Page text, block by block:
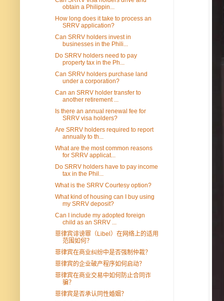
obtain a Philippin...
How long does it take to process an
SRRV application?
Can SRRV holders invest in
businesses in the Phili...
Do SRRV holders need to pay
property tax in the Ph...
Can SRRV holders purchase land
under a corporation?
Can an SRRV holder transfer to
another retirement ...
Is there an annual renewal fee for
SRRV visa holders?
Are SRRV holders required to report
annually to th...
What are the most common reasons
for SRRV applicat...
Do SRRV holders have to pay income
tax in the Phil...
What is the SRRV Courtesy option?
What kind of housing can I buy using
my SRRV deposit?
Can I include my adopted foreign
child as an SRRV ...
菲律宾诽谤罪（Libel）在网络上的适用
范围如何？
菲律宾在商业纠纷中是否强制仲裁？
菲律宾的企业破产程序如何启动？
菲律宾在商业交易中如何防止合同诈
骗？
菲律宾是否承认同性婚姻？